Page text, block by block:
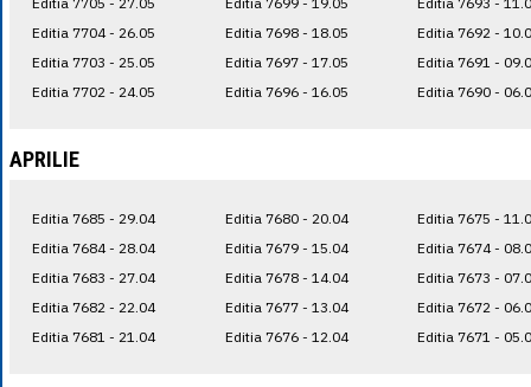
Editia 7704 - 26.05
Editia 7703 - 25.05
Editia 7702 - 24.05
Editia 7698 - 18.05
Editia 7697 - 17.05
Editia 7696 - 16.05
Editia 7692 -
Editia 7691 -
Editia 7690 -
APRILIE
Editia 7685 - 29.04
Editia 7684 - 28.04
Editia 7683 - 27.04
Editia 7682 - 22.04
Editia 7681 - 21.04
Editia 7680 - 20.04
Editia 7679 - 15.04
Editia 7678 - 14.04
Editia 7677 - 13.04
Editia 7676 - 12.04
Editia 7675 -
Editia 7674 -
Editia 7673 -
Editia 7672 -
Editia 7671 -